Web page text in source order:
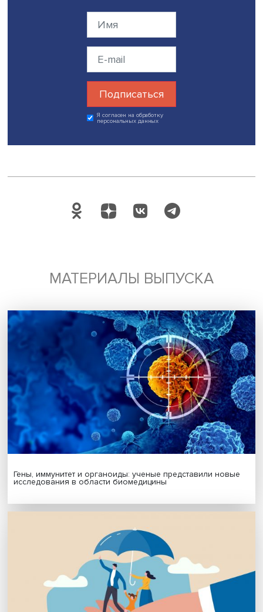
на месте, поэтому мы должны пытаться решить задачу
“поймай бота” и должны пытаться понять, что такое
Дата публикации: 26.02.2024
Проектно-учебной лаборатории экономической
искусственный интеллект
Поделиться
Будь всегда в курсе !
Подпишись на наши новости:
Подписаться
Я согласен на обработку
персональных данных